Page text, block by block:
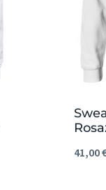
41,00